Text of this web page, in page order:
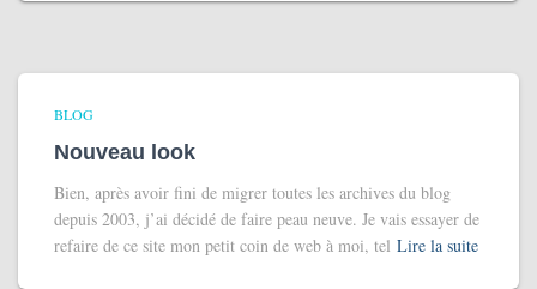
BLOG
Nouveau look
Bien, après avoir fini de migrer toutes les archives du blog
depuis 2003, j’ai décidé de faire peau neuve. Je vais essayer de
refaire de ce site mon petit coin de web à moi, tel Lire la suite